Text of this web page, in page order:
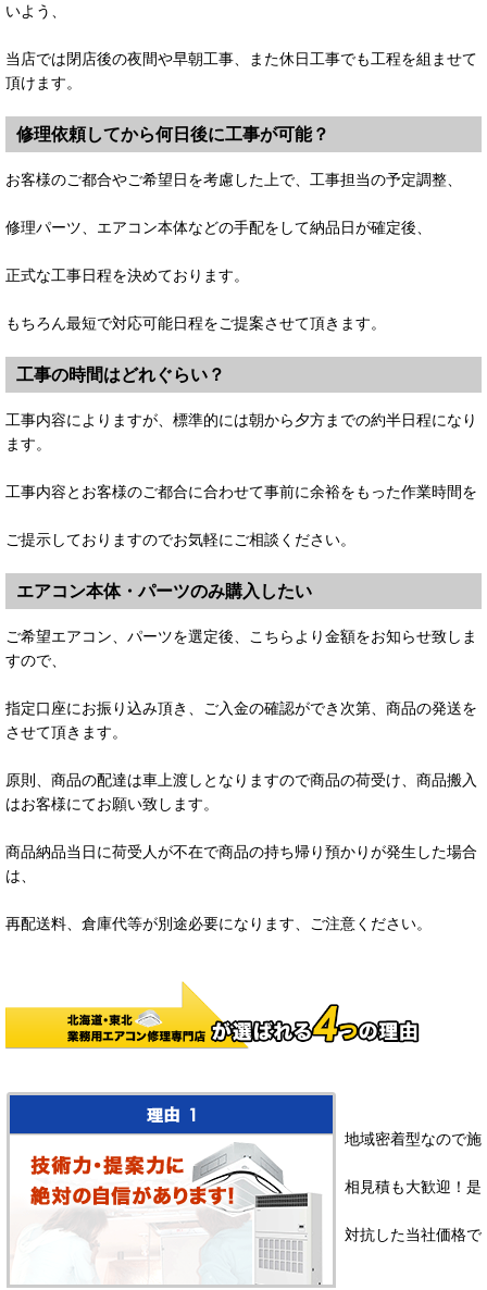
いよう、
当店では閉店後の夜間や早朝工事、また休日工事でも工程を組ませて
頂けます。
修理依頼してから何日後に工事が可能？
お客様のご都合やご希望日を考慮した上で、工事担当の予定調整、
修理パーツ、エアコン本体などの手配をして納品日が確定後、
正式な工事日程を決めております。
もちろん最短で対応可能日程をご提案させて頂きます。
工事の時間はどれぐらい？
工事内容によりますが、標準的には朝から夕方までの約半日程になり
ます。
工事内容とお客様のご都合に合わせて事前に余裕をもった作業時間を
ご提示しておりますのでお気軽にご相談ください。
エアコン本体・パーツのみ購入したい
ご希望エアコン、パーツを選定後、こちらより金額をお知らせ致しま
すので、
指定口座にお振り込み頂き、ご入金の確認ができ次第、商品の発送を
させて頂きます。
原則、商品の配達は車上渡しとなりますので商品の荷受け、商品搬入
はお客様にてお願い致します。
商品納品当日に荷受人が不在で商品の持ち帰り預かりが発生した場合
は、
再配送料、倉庫代等が別途必要になります、ご注意ください。
地域密着型なので
相見積も大歓迎！
対抗した当社価格